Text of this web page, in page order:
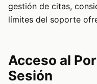
gestión de citas,
límites del soporte
Acceso al
Sesión